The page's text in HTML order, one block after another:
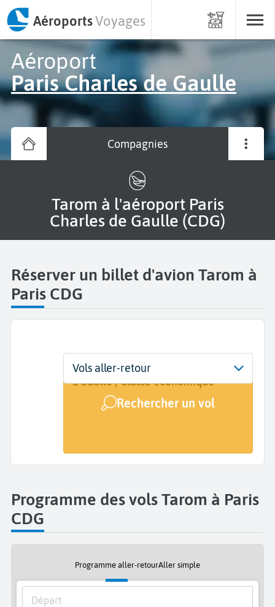
AéroportsVoyages
Aéroport
Paris Charles de Gaulle
Compagnies
Tarom à l'aéroport Paris
Charles de Gaulle (CDG)
Réserver un billet d'avion Tarom à
Paris CDG
Départ
Paris Charles de Gaulle (CDG)
Dates
Dates de votre voyage
Voyageurs | Classe
1 adulte | Classe économique
Rechercher un vol
Vols aller-retour
Programme des vols Tarom à Paris
CDG
Programme aller-retourAller simple
Départ